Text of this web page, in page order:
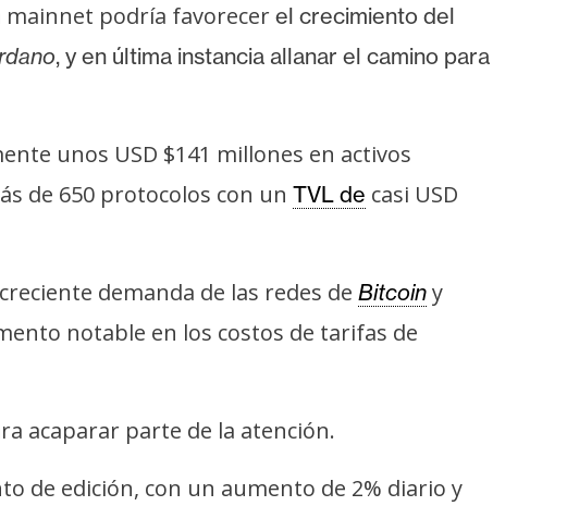
mainnet podría favorecer el crecimiento del
, y en última instancia allanar el camino para
unos USD $141 millones en activos
de 650 protocolos con un TVL de casi USD
demanda de las redes de Bitcoin y
notable en los costos de tarifas de
acaparar parte de la atención.
de edición, con un aumento de 2% diario y